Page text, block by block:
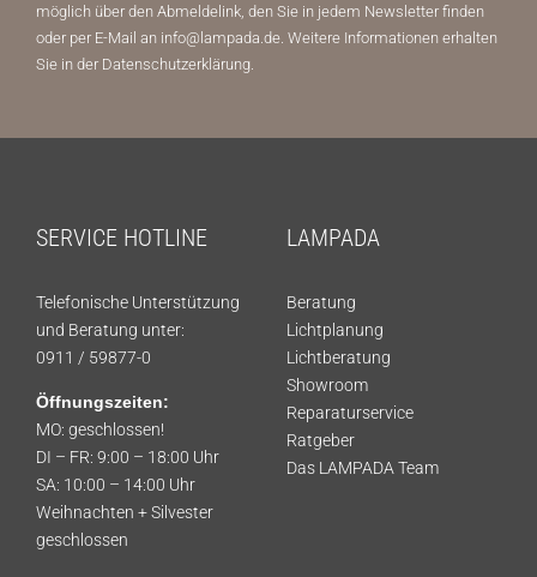
möglich über den Abmeldelink, den Sie in jedem Newsletter finden
oder per E-Mail an info@lampada.de. Weitere Informationen erhalten
Sie in der Datenschutzerklärung
SERVICE HOTLINE
Telefonische Unterstützung
und Beratung unter:
0911 / 59877-0
Öffnungszeiten:
MO: geschlossen!
DI – FR: 9:00 – 18:00 Uhr
SA: 10:00 – 14:00 Uhr
Weihnachten + Silvester
geschlossen
LAMPADA
Beratung
Lichtplanung
Lichtberatung
Showroom
Reparaturservice
Ratgeber
Das LAMPADA Team